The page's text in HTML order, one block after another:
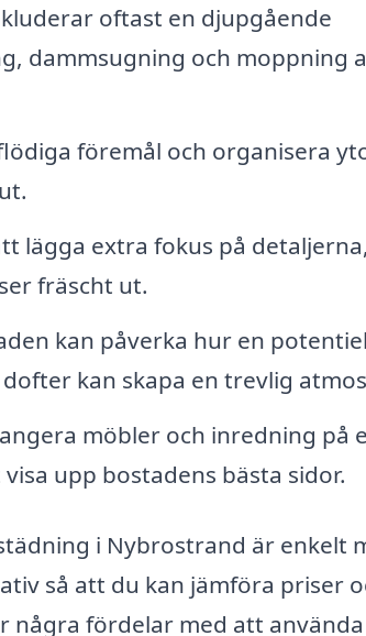
oftast en djupgående
dammsugning och moppning
föremål och organisera
lägga extra fokus på
fräscht ut.
kan påverka hur en
kan skapa en trevlig
möbler och inredning på
upp bostadens bästa sidor.
i Nybrostrand är enkelt
så att du kan jämföra priser
några fördelar med att